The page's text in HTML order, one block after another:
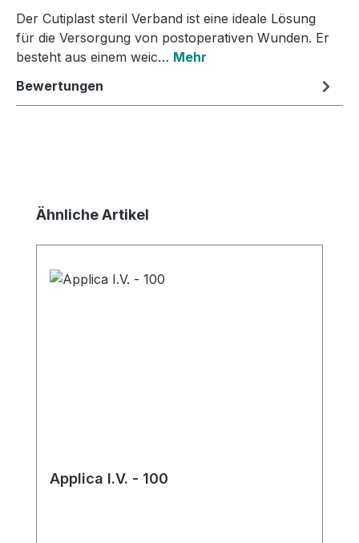
Der Cutiplast steril Verband ist eine ideale Lösung
für die Versorgung von postoperativen Wunden. Er
besteht aus einem weic… Mehr
Bewertungen
Produktgalerie überspringen
Ähnliche Artikel
Applica I.V. - 100